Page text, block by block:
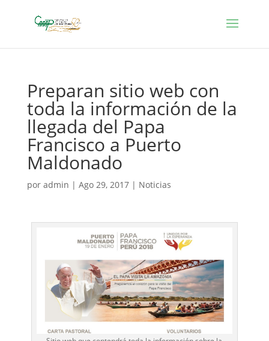
Preparan sitio web con
toda la información de la
llegada del Papa
Francisco a Puerto
Maldonado
por admin | Ago 29, 2017| Noticias